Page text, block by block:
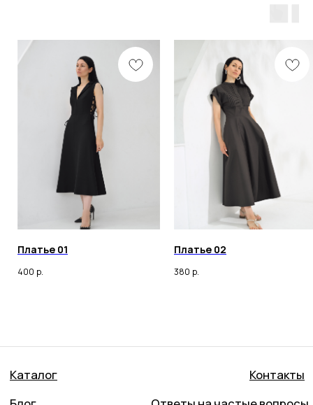
Платье 01
400 р.
Платье 02
380 р.
ИП ОНАССИС ИННА ВАЛЕРЬЕВНА
ИНН 260105030398
Политика конфиденциальности
© 2023 Все права защищены
Любое копирование материалов сайта и элементов
включая изображения строго запрещены.
Разработка сайта